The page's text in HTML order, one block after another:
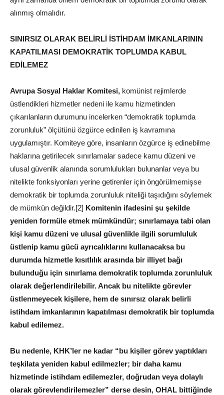
alınmış olmalıdır.
SINIRSIZ OLARAK BELİRLİ İSTİHDAM İMKANLARININ
KAPATILMASI DEMOKRATİK TOPLUMDA KABUL
EDİLEMEZ
Avrupa Sosyal Haklar Komitesi, komünist rejimlerde
üstlendikleri hizmetler nedeni ile kamu hizmetinden
çıkarılanların durumunu incelerken “demokratik toplumda
zorunluluk” ölçütünü özgürce edinilen iş kavramına
uygulamıştır. Komiteye göre, insanların özgürce iş edinebilme
haklarına getirilecek sınırlamalar sadece kamu düzeni ve
ulusal güvenlik alanında sorumlulukları bulunanlar veya bu
nitelikte fonksiyonları yerine getirenler için öngörülmemişse
demokratik bir toplumda zorunluluk niteliği taşıdığını söylemek
de mümkün değildir.[2] Komitenin ifadesini şu şekilde
yeniden formüle etmek mümkündür; sınırlamaya tabi olan
kişi kamu düzeni ve ulusal güvenlikle ilgili sorumluluk
üstlenip kamu gücü ayrıcalıklarını kullanacaksa bu
durumda hizmetle kısıtlılık arasında bir illiyet bağı
bulunduğu için sınırlama demokratik toplumda zorunluluk
olarak değerlendirilebilir. Ancak bu nitelikte görevler
üstlenmeyecek kişilere, hem de sınırsız olarak belirli
istihdam imkanlarının kapatılması demokratik bir toplumda
kabul edilemez.
Bu nedenle, KHK’ler ne kadar “bu kişiler görev yaptıkları
teşkilata yeniden kabul edilmezler; bir daha kamu
hizmetinde istihdam edilemezler, doğrudan veya dolaylı
olarak görevlendirilemezler” derse desin, OHAL bittiğinde